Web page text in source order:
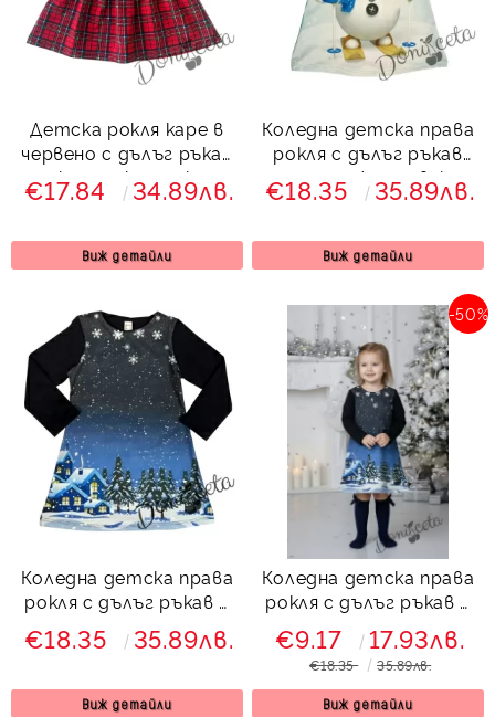
Детска рокля каре в
червено с дълъг ръкав
и с къдрички от каре
Карена
€17.84 34.89лв.
Виж детайли
Коледна детска права
рокля с дълъг ръкав
със снежен човек
€18.35 35.89лв.
Виж детайли
Коледна детска права
рокля с дълъг ръкав в
тъмносиньо зимна
нощ
€18.35 35.89лв.
Виж детайли
Коледна детска права
рокля с дълъг ръкав в
тъмносиньо зимна
нощ с къщички
-50%
€9.17 17.93лв.
€18.35 35.89лв.
Виж детайли